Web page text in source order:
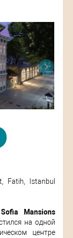
Fatih, Istanbul
Mansions
на одной
центре